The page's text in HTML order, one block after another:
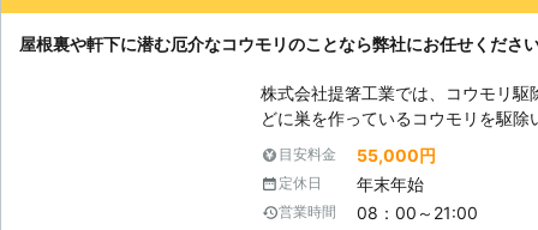
静岡県 駿東郡長泉町 2016年10月16日
屋根裏や軒下に潜む厄介なコウモリのことなら弊社にお任せくださ
株式会社提箸工業では、コウモリ
どに巣を作っているコウモリを駆
スタッフですので安心してお任せ
境にするため、私たちは皆さまの
トしております。 また弊社は、損害保険も加入済みで訪問時の駐車代は当
店が全額負担いたします。 営業時
目安料金 55,000円
定休日 年末年始
営業時間 08：00～21:00